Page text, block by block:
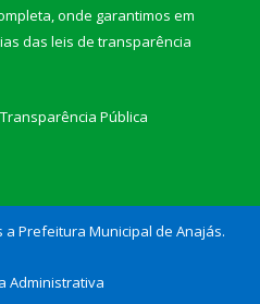
onde garantimos em
das leis de transparência
Pública
Prefeitura Municipal de Anajás.
Administrativa